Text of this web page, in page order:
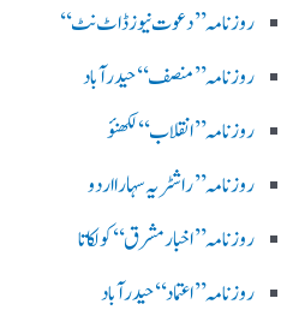
روز نامہ ’’ دعوت نیوز ڈاٹ نٹ‘‘
روزنامہ ’’ منصف‘‘ حیدر آباد
روزنامہ ’’ انقلاب‘‘ لکھنؤ
روز نامہ ’’راشٹریہ سہارا اردو
روزنامہ ’’اخبارمشرق‘‘ کولکاتا
روزنامہ ’’اعتماد‘‘ حیدرآباد